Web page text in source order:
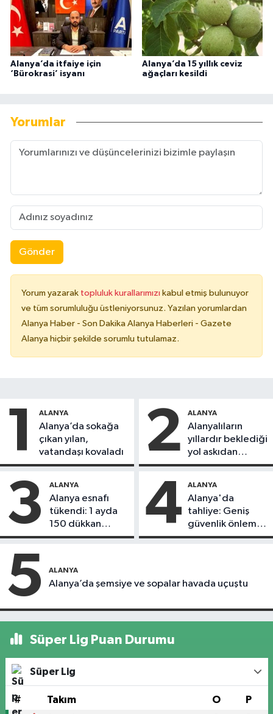
Alanya’da itfaiye için
‘Bürokrasi’ isyanı
Alanya’da 15 yıllık ceviz
ağaçları kesildi
Yorumlar
Gönder
Yorum yazarak topluluk kurallarımızı kabul etmiş bulunuyor
ve tüm sorumluluğu üstleniyorsunuz. Yazılan yorumlardan
Alanya Haber - Son Dakika Alanya Haberleri - Gazete
Alanya hiçbir şekilde sorumlu tutulamaz.
1 ALANYA
Alanya’da sokağa
çıkan yılan,
vatandaşı kovaladı
2 ALANYA
Alanyalıların
yıllardır beklediği
yol askıdan
döndü
3 ALANYA
Alanya esnafı
tükendi: 1 ayda
150 dükkan
kapandı
4 ALANYA
Alanya'da
tahliye: Geniş
güvenlik önlemi
alındı
5 ALANYA
Alanya’da şemsiye ve sopalar havada uçuştu
Süper Lig Puan Durumu
Süper Lig
# Takım O P